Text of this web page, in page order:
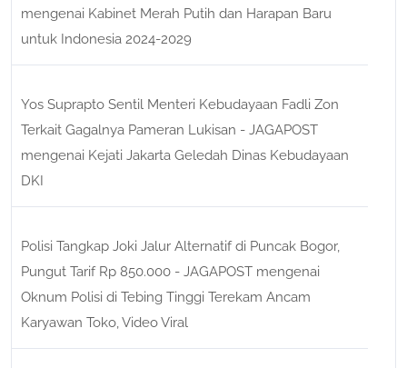
mengenai Kabinet Merah Putih dan Harapan Baru
untuk Indonesia 2024-2029
Yos Suprapto Sentil Menteri Kebudayaan Fadli Zon
Terkait Gagalnya Pameran Lukisan - JAGAPOST
mengenai Kejati Jakarta Geledah Dinas Kebudayaan
DKI
Polisi Tangkap Joki Jalur Alternatif di Puncak Bogor,
Pungut Tarif Rp 850.000 - JAGAPOST mengenai
Oknum Polisi di Tebing Tinggi Terekam Ancam
Karyawan Toko, Video Viral